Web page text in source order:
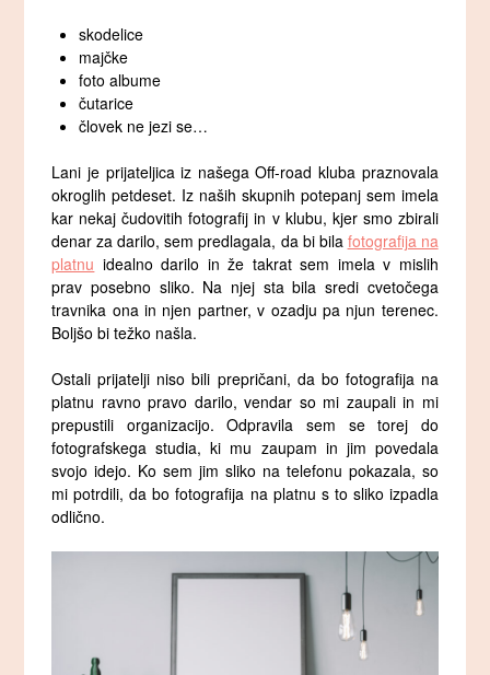
skodelice
majčke
foto albume
čutarice
človek ne jezi se…
Lani je prijateljica iz našega Off-road kluba praznovala
okroglih petdeset. Iz naših skupnih potepanj sem imela
kar nekaj čudovitih fotografij in v klubu, kjer smo zbirali
denar za darilo, sem predlagala, da bi bila fotografija na
platnu idealno darilo in že takrat sem imela v mislih
prav posebno sliko. Na njej sta bila sredi cvetočega
travnika ona in njen partner, v ozadju pa njun terenec.
Boljšo bi težko našla.
Ostali prijatelji niso bili prepričani, da bo fotografija na
platnu ravno pravo darilo, vendar so mi zaupali in mi
prepustili organizacijo. Odpravila sem se torej do
fotografskega studia, ki mu zaupam in jim povedala
svojo idejo. Ko sem jim sliko na telefonu pokazala, so
mi potrdili, da bo fotografija na platnu s to sliko izpadla
odlično.